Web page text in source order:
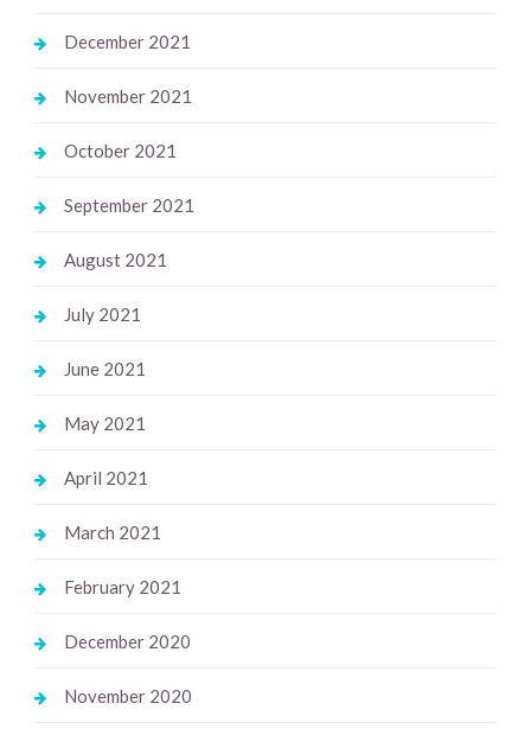
December 2021
November 2021
October 2021
September 2021
August 2021
July 2021
June 2021
May 2021
April 2021
March 2021
February 2021
December 2020
November 2020